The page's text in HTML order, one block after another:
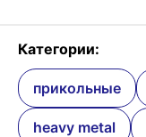
Категории:
прикольные
heavy metal